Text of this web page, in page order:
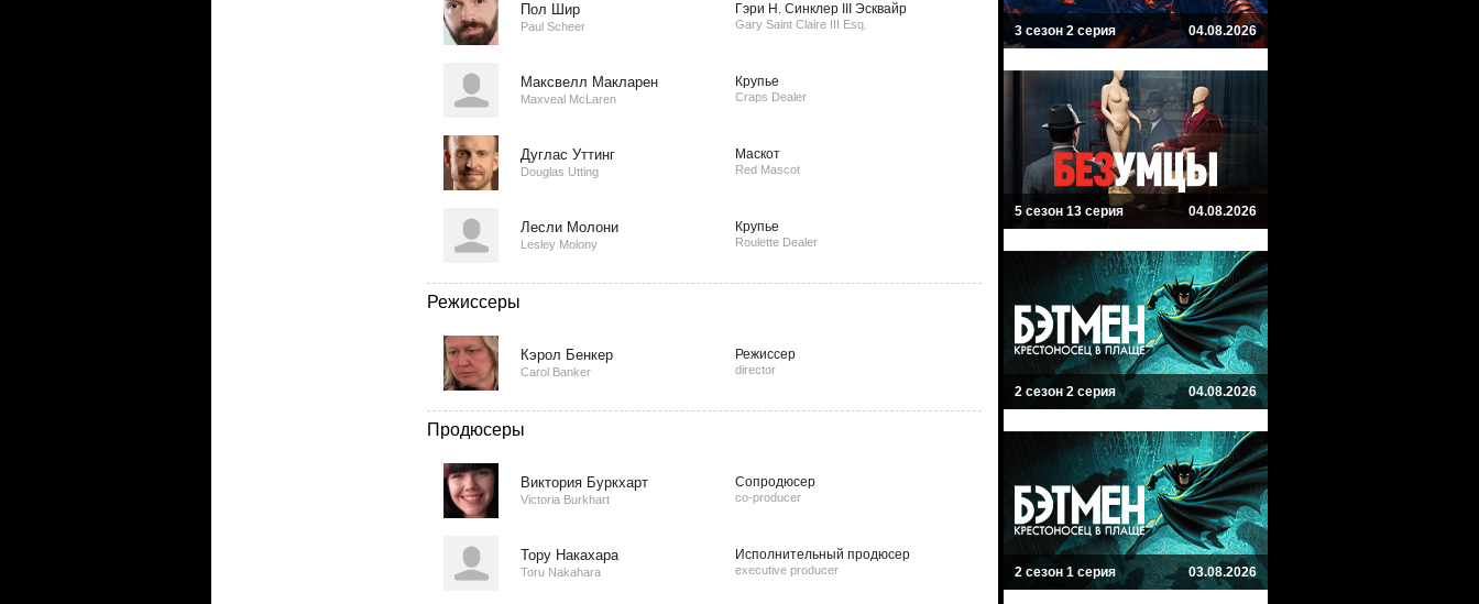
Пол Шир
Paul Scheer
Гэри Н. Синклер III Эсквайр
Gary Saint Claire III Esq.
Максвелл Макларен
Maxveal McLaren
Крупье
Craps Dealer
Дуглас Уттинг
Douglas Utting
Маскот
Red Mascot
Лесли Молони
Lesley Molony
Крупье
Roulette Dealer
Режиссеры
Кэрол Бенкер
Carol Banker
Режиссер
director
Продюсеры
Виктория Буркхарт
Victoria Burkhart
Сопродюсер
co-producer
Тору Накахара
Toru Nakahara
Исполнительный продюсер
executive producer
3 сезон 2 серия 04.08.2026
5 сезон 13 серия 04.08.2026
2 сезон 2 серия 04.08.2026
2 сезон 1 серия 03.08.2026